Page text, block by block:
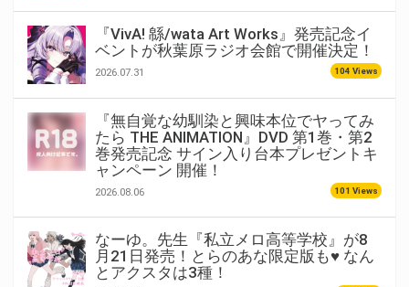
『VivA! 緜/wata Art Works』発売記念イ
ベントが秋葉原ラジオ会館で開催決定！
2026.07.31 104 Views
『無自覚な幼馴染と興味本位でヤってみ
たら THE ANIMATION』DVD 第1巻・第2
巻発売記念 サイン入り台本プレゼントキ
ャンペーン 開催！
2026.08.06 101 Views
なーゆ。先生『私立メロ高等学校』が8
月21日発売！とらのあな限定版も♥ なん
とアクスタは3種！